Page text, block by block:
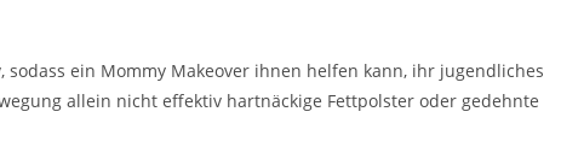
ein Mommy Makeover ihnen helfen kann, ihr jugendliches
allein nicht effektiv hartnäckige Fettpolster oder gedehnte